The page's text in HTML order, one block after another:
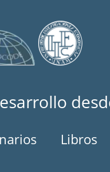
Libros